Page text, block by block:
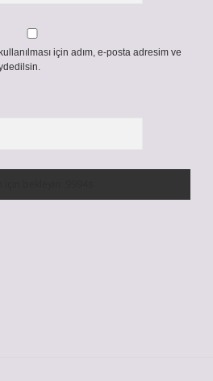
için adım, e-posta adresim ve